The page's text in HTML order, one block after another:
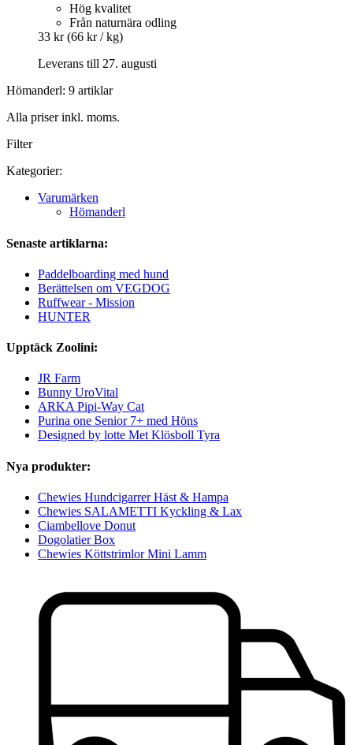
Hög kvalitet
Från naturnära odling
33 kr (66 kr / kg)
Leverans till 27. augusti
Hömanderl: 9 artiklar
Alla priser inkl. moms.
Filter
Kategorier:
Varumärken
Hömanderl
Senaste artiklarna:
Paddelboarding med hund
Berättelsen om VEGDOG
Ruffwear - Mission
HUNTER
Upptäck Zoolini:
JR Farm
Bunny UroVital
ARKA Pipi-Way Cat
Purina one Senior 7+ med Höns
Designed by lotte Met Klösboll Tyra
Nya produkter:
Chewies Hundcigarrer Häst & Hampa
Chewies SALAMETTI Kyckling & Lax
Ciambellove Donut
Dogolatier Box
Chewies Köttstrimlor Mini Lamm